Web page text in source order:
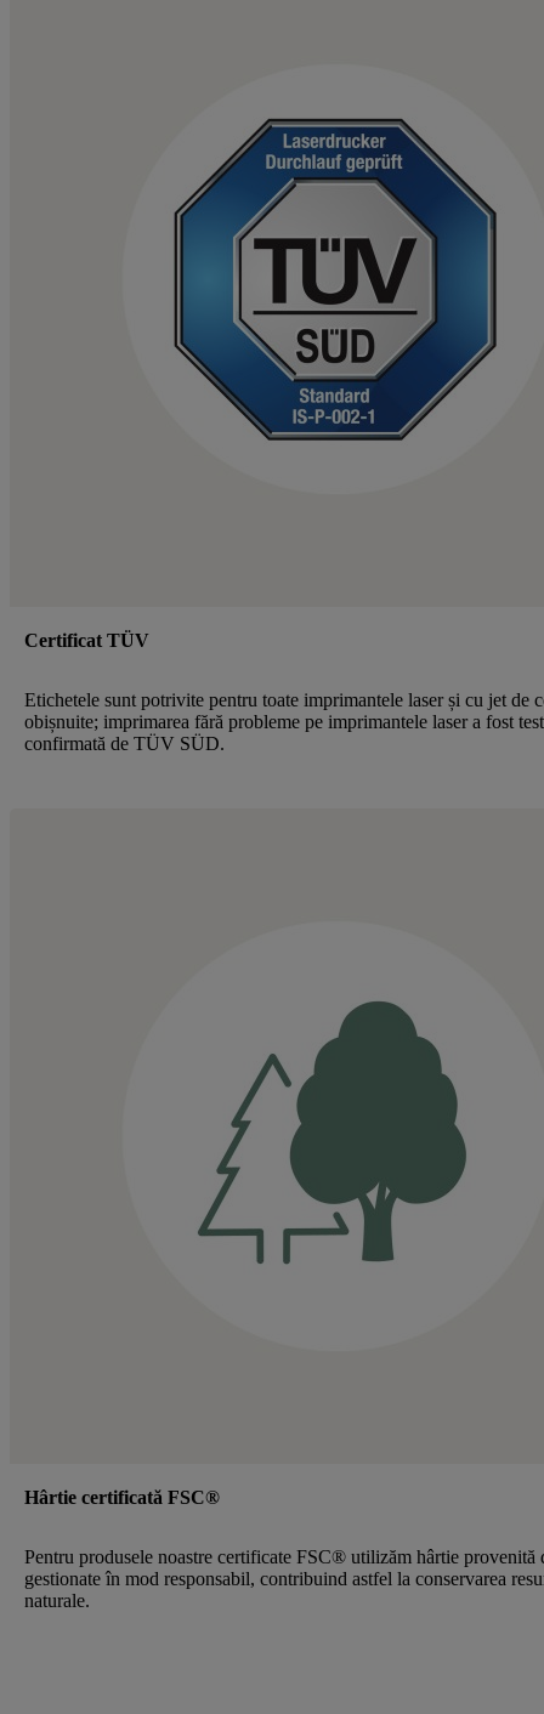
Certificat TÜV
Etichetele sunt potrivite pentru toate imprimantele laser și cu jet de
obișnuite; imprimarea fără probleme pe imprimantele laser a fost
confirmată de TÜV SÜD.
Hârtie certificată FSC®
Pentru produsele noastre certificate FSC® utilizăm hârtie provenită
gestionate în mod responsabil, contribuind astfel la conservarea
naturale.